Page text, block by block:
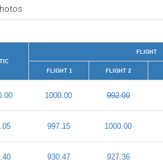
FLIGHT
FLIGHT 1 FLIGHT 2
1000.00 992.00
997.15 1000.00
930.47 927.36